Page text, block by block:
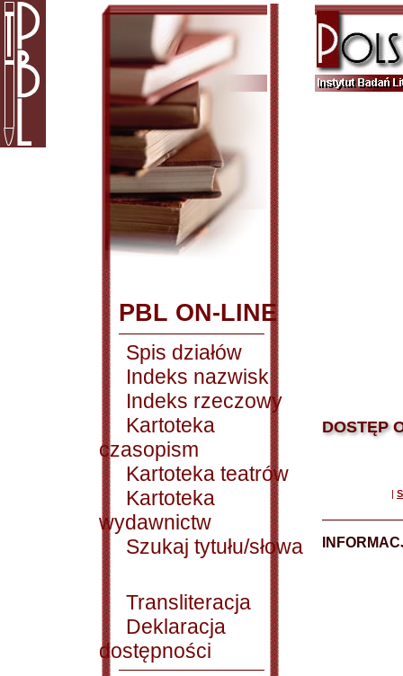
PBL ON-LINE
Spis działów
Indeks nazwisk
Indeks rzeczowy
Kartoteka
czasopism
Kartoteka teatrów
Kartoteka
wydawnictw
Szukaj tytułu/słowa
Transliteracja
Deklaracja
dostępności
DOSTĘP
|